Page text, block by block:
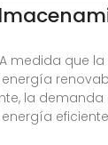
medida que
la demanda